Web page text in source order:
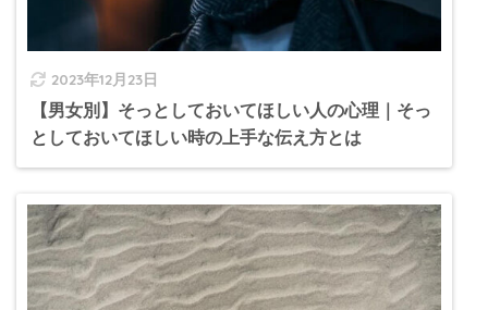
2023年12月23日
【男女別】そっとしておいてほしい人の心理｜そっ
としておいてほしい時の上手な伝え方とは